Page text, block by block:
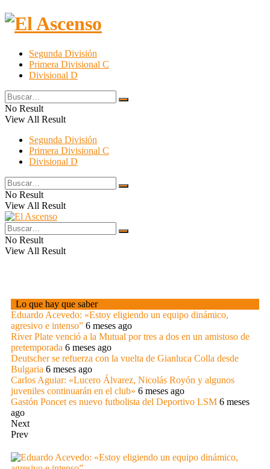
Segunda División
Primera Divisional C
Divisional D
No Result
View All Result
Segunda División
Primera Divisional C
Divisional D
No Result
View All Result
No Result
View All Result
Lo que hay que saber
Eduardo Acevedo: «Estoy eligiendo un equipo dinámico,
agresivo e intenso” 6 meses ago
River Plate venció a la Mutual por tres a dos en un amistoso de
pretemporada 6 meses ago
Deutscher se refuerza con la vuelta de Gianluca Colla desde
Bulgaria 6 meses ago
Carlos Aguiar: «Lucero Álvarez, Nicolás Royón y algunos
juveniles continuarán en el club» 6 meses ago
Gastón Poncet es nuevo futbolista del Deportivo LSM 6 meses
ago
Next
Prev